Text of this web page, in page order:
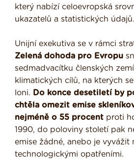
který nabízí celoevropská
ukazatelů a statistických údajů.
Unijní exekutiva se v rámci
Zelená dohoda pro Evropu
sedmadvacítku členských
klimatických cílů, na kterých
loni. Do konce desetiletí by
chtěla omezit emise
nejméně o 55 procent proti
1990, do poloviny století pak
emise žádné, anebo je vyvážit
technologickými opatřeními.